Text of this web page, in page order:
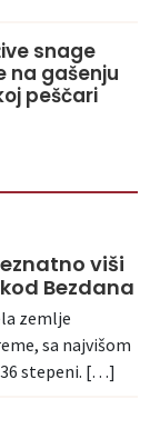
snage
na gašenju
peščari
viši
Bezdana
zemlje
sa najvišom
stepeni. […]